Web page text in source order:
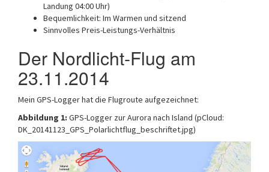
Landung 04:00 Uhr)
Bequemlichkeit: Im Warmen und sitzend
Sinnvolles Preis-Leistungs-Verhältnis
Der Nordlicht-Flug am
23.11.2014
Mein GPS-Logger hat die Flugroute aufgezeichnet:
Abbildung 1: GPS-Logger zur Aurora nach Island (pCloud:
DK_20141123_GPS_Polarlichtflug_beschriftet.jpg)